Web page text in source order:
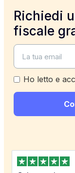
Richiedi
fiscale
Ho letto e